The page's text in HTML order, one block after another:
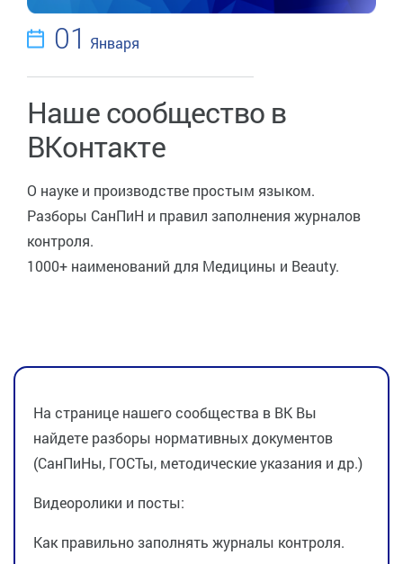
01 Января
Наше сообщество в
ВКонтакте
О науке и производстве простым языком.
Разборы СанПиН и правил заполнения журналов
контроля.
1000+ наименований для Медицины и Beauty.
На странице нашего сообщества в ВК Вы
найдете разборы нормативных документов
(СанПиНы, ГОСТы, методические указания и др.)
Видеоролики и посты:
Как правильно заполнять журналы контроля.